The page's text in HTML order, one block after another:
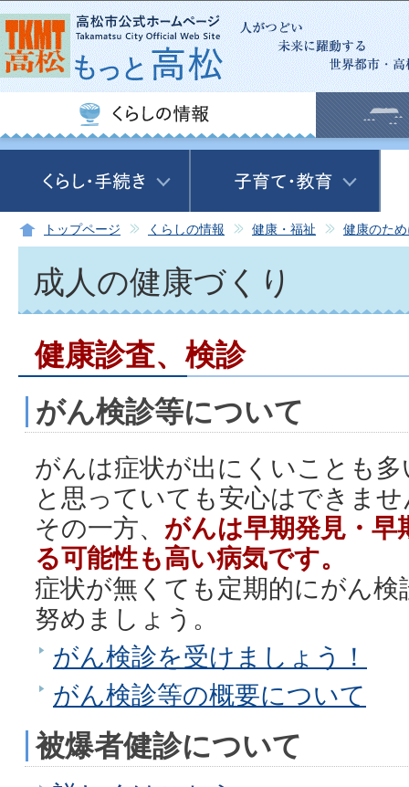
この
トップページ くらしの情報 健康・福祉 健康のた
成人の健康づくり
健康診査、検診
がん検診等について
がんは症状が出にくいことも
と思っていても安心はできませ
その一方、 がんは早期発見・早
る可能性も高い病気です。
症状が無くても定期的にがん
努めましょう。
がん検診を受けましょう！
がん検診等の概要について
被爆者健診について